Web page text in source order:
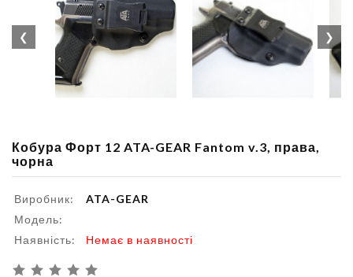
❮ ❯
Кобура Форт 12 ATA-GEAR Fantom v.3, права,
чорна
Виробник:
ATA-GEAR
Модель:
Наявність:
Немає в наявності